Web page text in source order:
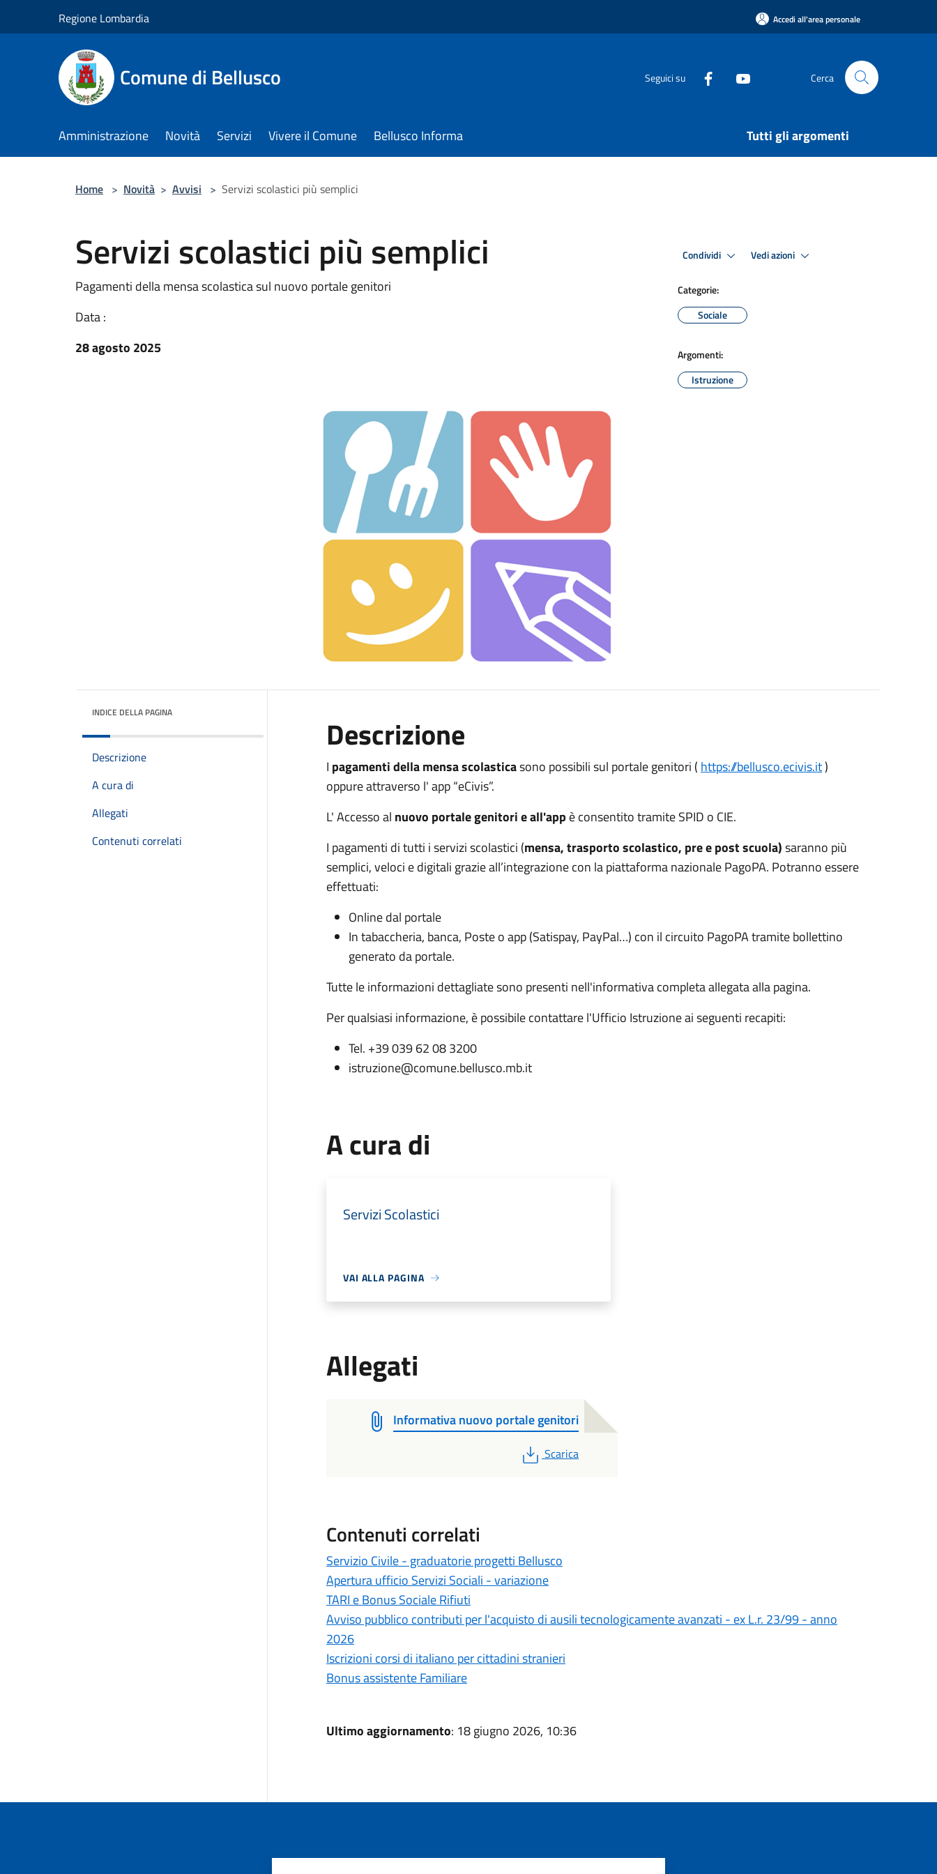
Regione Lombardia Accedi all'area personale
Comune di Bellusco Seguici su Cerca
Amministrazione Novità Servizi Vivere il Comune Bellusco Informa Tutti gli argomenti
Home > Novità > Avvisi > Servizi scolastici più semplici
Servizi scolastici più semplici
Pagamenti della mensa scolastica sul nuovo portale genitori
Data :
28 agosto 2025
Condividi Vedi azioni
Categorie:
Sociale
Argomenti:
Istruzione
INDICE DELLA PAGINA
Descrizione
A cura di
Allegati
Contenuti correlati
Descrizione
I pagamenti della mensa scolasticasono possibili sul portale genitori ( https://bellusco.ecivis.it)
oppure attraverso l' app “eCivis”.
L' Accesso al nuovo portale genitori e all'app è consentito tramite SPID o CIE.
I pagamenti di tutti i servizi scolastici (mensa, trasporto scolastico, pre e post scuola)saranno più
semplici, veloci e digitali grazie all’integrazione con la piattaforma nazionale PagoPA. Potranno essere
effettuati:
Online dal portale
In tabaccheria, banca, Poste o app (Satispay, PayPal…) con il circuito PagoPA tramite bollettino
generato da portale.
Tutte le informazioni dettagliate sono presenti nell'informativa completa allegata alla pagina.
Per qualsiasi informazione, è possibile contattare l'Ufficio Istruzione ai seguenti recapiti:
Tel. +39 039 62 08 3200
istruzione@comune.bellusco.mb.it
A cura di
Servizi Scolastici
VAI ALLA PAGINA
Allegati
Informativa nuovo portale genitori
PDF
Scarica
Contenuti correlati
Servizio Civile - graduatorie progetti Bellusco
Apertura ufficio Servizi Sociali - variazione
TARI e Bonus Sociale Rifiuti
Avviso pubblico contributi per l'acquisto di ausili tecnologicamente avanzati - ex L.r. 23/99 - anno
2026
Iscrizioni corsi di italiano per cittadini stranieri
Bonus assistente Familiare
Ultimo aggiornamento: 18 giugno 2026, 10:36